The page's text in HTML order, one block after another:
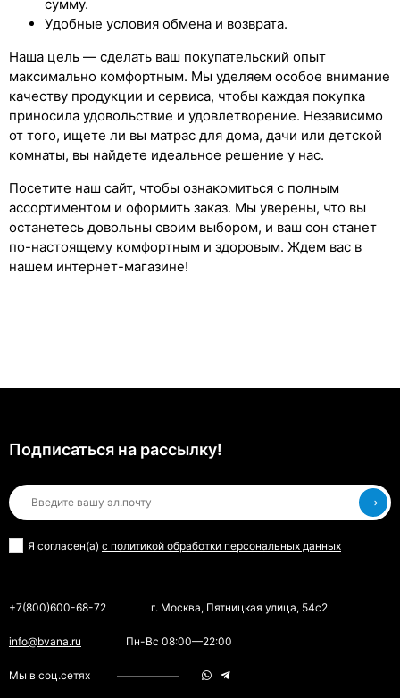
сумму.
Удобные условия обмена и возврата.
Наша цель — сделать ваш покупательский опыт
максимально комфортным. Мы уделяем особое внимание
качеству продукции и сервиса, чтобы каждая покупка
приносила удовольствие и удовлетворение. Независимо
от того, ищете ли вы матрас для дома, дачи или детской
комнаты, вы найдете идеальное решение у нас.
Посетите наш сайт, чтобы ознакомиться с полным
ассортиментом и оформить заказ. Мы уверены, что вы
останетесь довольны своим выбором, и ваш сон станет
по-настоящему комфортным и здоровым. Ждем вас в
нашем интернет-магазине!
Подписаться на рассылкy!
Я согласен(a) с политикой обработки персональных данных
+7(800)600-68-72 г. Москва, Пятницкая улица, 54с2
info@bvana.ru Пн-Вс 08:00—22:00
Мы в соц.сетях